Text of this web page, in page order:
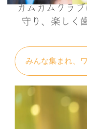
カムカムクラ
守り、楽しく
みんな集まれ、